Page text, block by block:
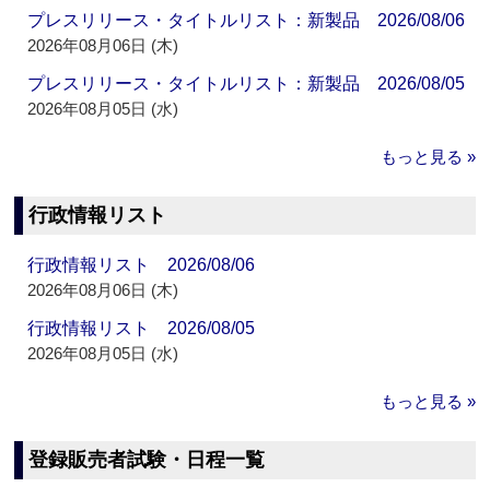
プレスリリース・タイトルリスト：新製品 2026/08/06
2026年08月06日 (木)
プレスリリース・タイトルリスト：新製品 2026/08/05
2026年08月05日 (水)
もっと見る »
行政情報リスト
行政情報リスト 2026/08/06
2026年08月06日 (木)
行政情報リスト 2026/08/05
2026年08月05日 (水)
もっと見る »
登録販売者試験・日程一覧